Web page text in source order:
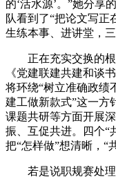
的‘活水源’。”她分享
队看到了“把论文写正
生练本事、进讲堂，
正在充实交换的根
《党建联建共建和谈
将环绕“树立准确政绩
建工做新款式”这一方
课题共研等方面开展
振、互促共进。四个“
把“怎样做”想清晰，“
若是说职规赛处理